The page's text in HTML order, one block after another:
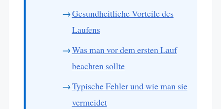
Gesundheitliche Vorteile des
Laufens
Was man vor dem ersten Lauf
beachten sollte
Typische Fehler und wie man sie
vermeidet